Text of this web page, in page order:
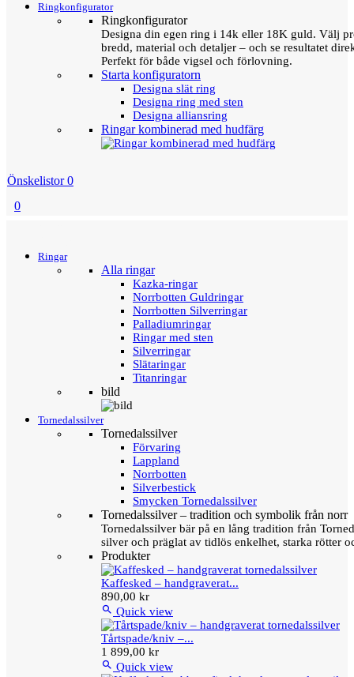
Ringkonfigurator
Ringkonfigurator
Designa din egen ring i 14k eller 18K guld. Välj
bredd, material och detaljer – och se resultatet
Perfekt för både vigsel och förlovning.
Starta konfiguratorn
Designa slät ring
Designa ring med sten
Designa alliansring
Ringar kombinerad med hudfärg
Önskelistor 0
0
Ringar
Alla ringar
Kazka-ringar
Norrbotten Guldringar
Norrbotten Silverringar
Palladiumringar
Ringar med sten
Silverringar
Slätaringar
Titanringar
bild
Tornedalssilver
Tornedalssilver
Förvaring
Lappland
Norrbotten
Silverbestick
Smycken Tornedalssilver
Tornedalssilver – tradition och symbolik från norr
Tornedalssilver bär på en lång tradition från
silver och präglat av tidlös enkelhet, starka rötter
Produkter
Kaffesked – handgraverat...
890,00 kr
 Quick view
Tårtspade/kniv –...
1 899,00 kr
 Quick view